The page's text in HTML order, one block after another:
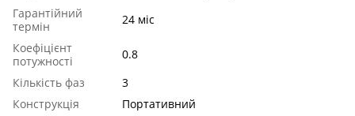
Гарантійний
термін
24 міс
Коефіцієнт
потужності
0.8
Кількість фаз
3
Конструкція
Портативний